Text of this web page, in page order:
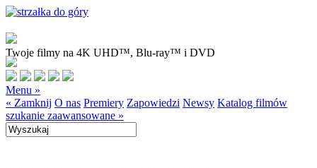
Twoje filmy na 4K UHD™, Blu-ray™ i DVD
Menu »
« Zamknij O nas Premiery Zapowiedzi Newsy Katalog filmów
szukanie zaawansowane »